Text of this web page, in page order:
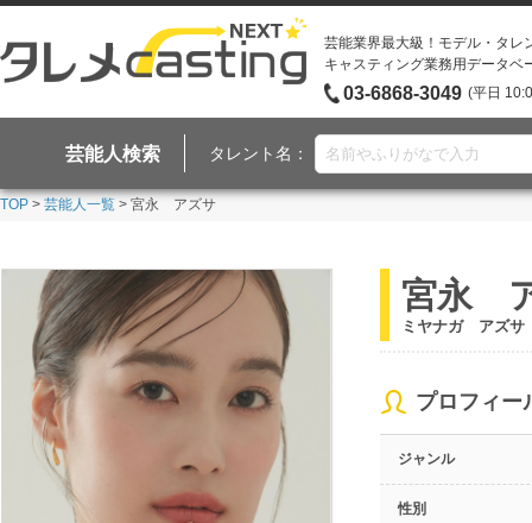
芸能業界最大級！モデル・タレ
キャスティング業務用データベ
03-6868-3049 (平日
芸能人検索 タレント名：
TOP > 芸能人一覧 > 宮永 アズサ
宮永
ミヤナガ アズサ
プロフィー
ジャンル
性別